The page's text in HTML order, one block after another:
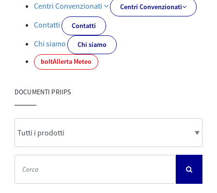
Centri Convenzionati Centri Convenzionati
Contatti Contatti
Chi siamo
Chi siamo
boltAllerta Meteo
DOCUMENTI PRIIPS